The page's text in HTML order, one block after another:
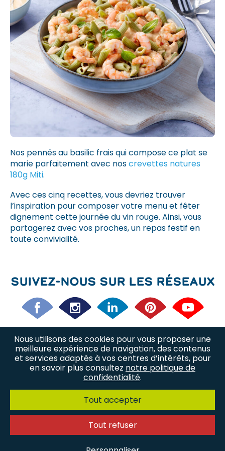
Nos pennés au basilic frais qui compose ce plat se
marie parfaitement avec noscrevettes natures
180g Miti.
Avec ces cinq recettes, vous devriez trouver
l’inspiration pour composer votre menu et fêter
dignement cette journée du vin rouge. Ainsi, vous
partagerez avec vos proches, un repas festif en
toute convivialité.
Suivez-nous sur les réseaux
Nos offres d’emploi
Nos métiers
Nous trouver
Plan du site
Politique de confidentialité
Mentions légales
Contact
Nous utilisons des cookies pour vous proposer une
meilleure expérience de navigation, des contenus
et services adaptés à vos centres d’intérêts, pour
en savoir plus consultez notre politique de
confidentialité.
Tout accepter
Tout refuser